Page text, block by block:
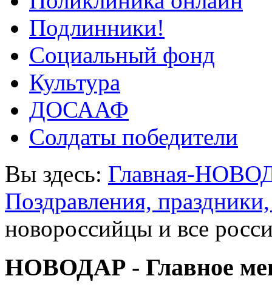
Подлинники!
Социальный фонд
Культура
ДОСААФ
Солдаты победители
Вы здесь: Главная-
Поздравления,
новороссийцы и все
НОВОДАР - Главное